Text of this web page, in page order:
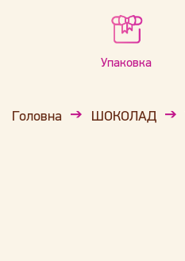
Упаковка
Головна ШОКОЛАД